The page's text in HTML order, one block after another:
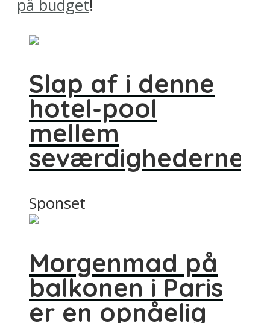
på budget!
Slap af i denne
hotel-pool
mellem
seværdighederne
Sponset
Morgenmad på
balkonen i Paris
er en opnåelig